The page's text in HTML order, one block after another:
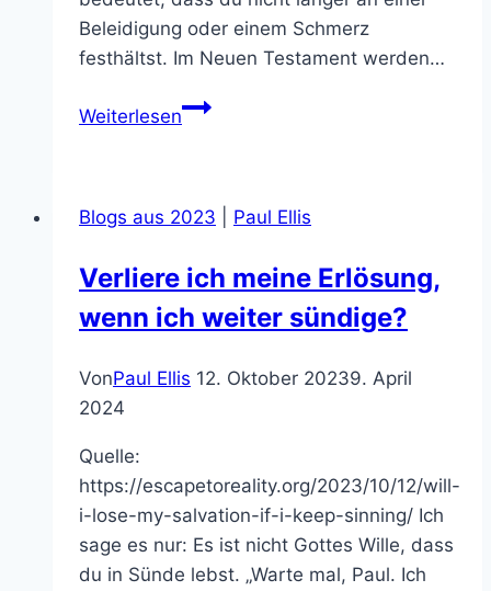
Beleidigung oder einem Schmerz
festhältst. Im Neuen Testament werden…
WeiterlesenSind
–
gegenwärtige
und
Blogs aus 2023 Paul Ellis
Verliere ich meine Erlösung,
wenn ich weiter sündige?
VonPaul Ellis 12. Oktober 20239. April
2024
Quelle:
https://escapetoreality.org/2023/10/12/will-
i-lose-my-salvation-if-i-keep-sinning/ Ich
sage es nur: Es ist nicht Gottes Wille, dass
du in Sünde lebst. „Warte mal, Paul. Ich